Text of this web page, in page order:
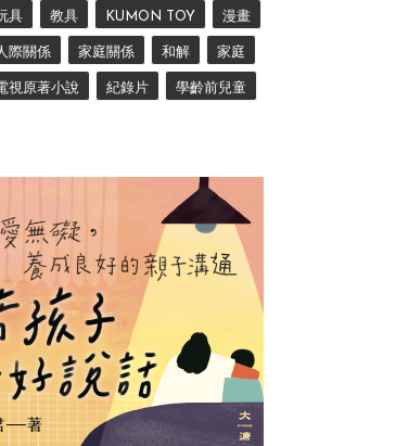
具 教具 KUMON TOY 漫畫
際關係 家庭關係 和解 家庭
視原著小說 紀錄片 學齡前兒童